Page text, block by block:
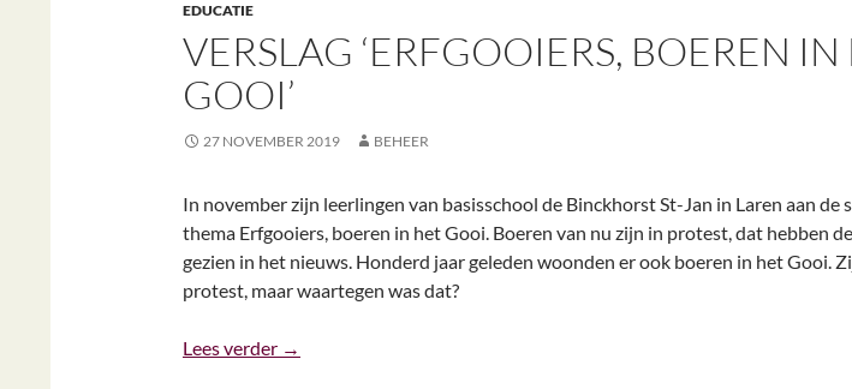
EDUCATIE
VERSLAG ‘ERFGOOIERS, BOEREN
GOOI’
27 NOVEMBER 2019 BEHEER
In november zijn leerlingen van basisschool de Binckhorst St-Jan in Laren aan de
thema Erfgooiers, boeren in het Gooi. Boeren van nu zijn in protest, dat hebben
gezien in het nieuws. Honderd jaar geleden woonden er ook boeren in het Gooi.
protest, maar waartegen was dat?
Lees verder Verslag ‘Erfgooiers, boeren in het Gooi’
→